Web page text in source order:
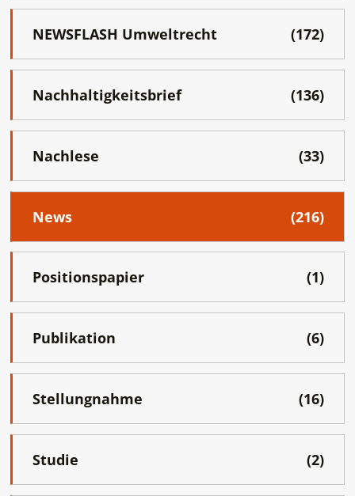
NEWSFLASH Umweltrecht (172)
Nachhaltigkeitsbrief (136)
Nachlese (33)
News (216)
Positionspapier (1)
Publikation (6)
Stellungnahme (16)
Studie (2)